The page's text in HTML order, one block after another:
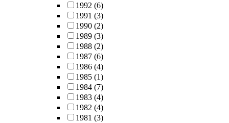
1992 (6)
1991 (3)
1990 (2)
1989 (3)
1988 (2)
1987 (6)
1986 (4)
1985 (1)
1984 (7)
1983 (4)
1982 (4)
1981 (3)